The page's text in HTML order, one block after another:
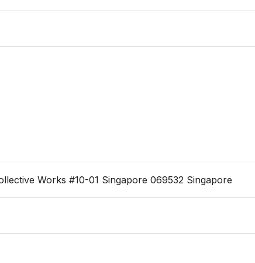
Works #10-01 Singapore 069532 Singapore